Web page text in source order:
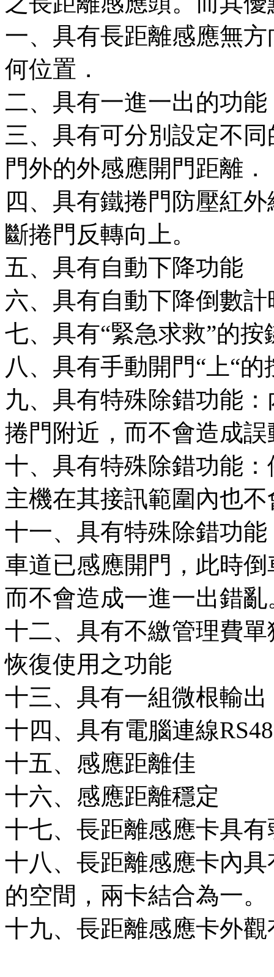
一、具有長距離感應無
何位置．
二、具有一進一出的功能
三、具有可分別設定不
門外的外感應開門距離．
四、具有鐵捲門防壓紅
斷捲門反轉向上。
五、具有自動下降功能
六、具有自動下降倒數
七、具有“緊急求救”的按
八、具有手動開門“上“的
九、具有特殊除錯功能
捲門附近，而不會造成誤
十、具有特殊除錯功能
主機在其接訊範圍內也
十一、具有特殊除錯功
車道已感應開門，此時
而不會造成一進一出錯亂
十二、具有不繳管理費
恢復使用之功能
十三、具有一組微根輸
十四、具有電腦連線
十五、感應距離佳
十六、感應距離穩定
十七、長距離感應卡具
十八、長距離感應卡內
的空間，兩卡結合為一。
十九、長距離感應卡外